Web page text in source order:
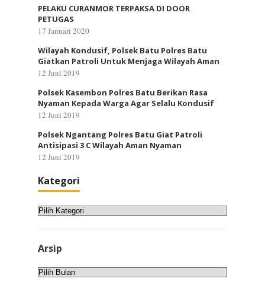
PELAKU CURANMOR TERPAKSA DI DOOR
PETUGAS
17 Januari 2020
Wilayah Kondusif, Polsek Batu Polres Batu
Giatkan Patroli Untuk Menjaga Wilayah Aman
12 Juni 2019
Polsek Kasembon Polres Batu Berikan Rasa
Nyaman Kepada Warga Agar Selalu Kondusif
12 Juni 2019
Polsek Ngantang Polres Batu Giat Patroli
Antisipasi 3 C Wilayah Aman Nyaman
12 Juni 2019
Kategori
Kategori
Arsip
Arsip